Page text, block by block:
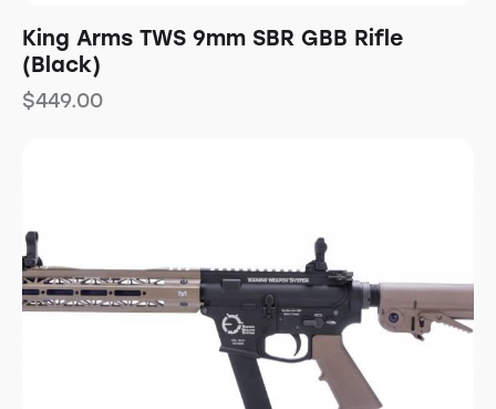
King Arms TWS 9mm SBR GBB Rifle
(Black)
$449.00